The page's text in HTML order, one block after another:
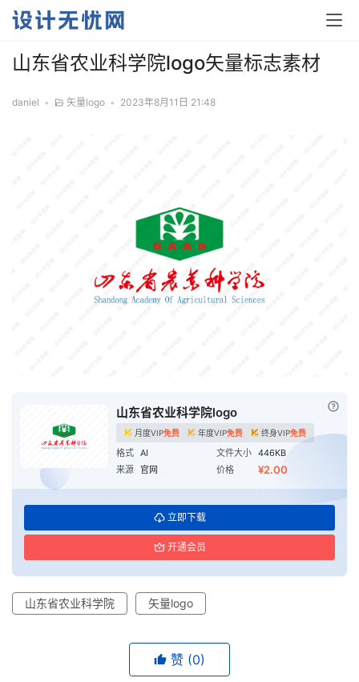
山东省农业科学院logo矢量标志素材
daniel • 矢量logo • 2023年8月11日 21:48
山东省农业科学院logo
月度VIP免费 年度VIP免费 终身VIP免费
格式 AI 文件大小
446KB
来源 官网 价格 ¥2.00
立即下载
开通会员
山东省农业科学院 矢量logo
赞 (0)